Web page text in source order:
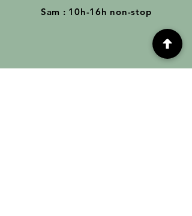
Sam : 10h-16h non-stop